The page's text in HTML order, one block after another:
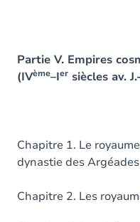
Partie V. Empires
(IVème–Ier siècles av.
Chapitre 1. Le
dynastie des Argéades
Chapitre 2. Les